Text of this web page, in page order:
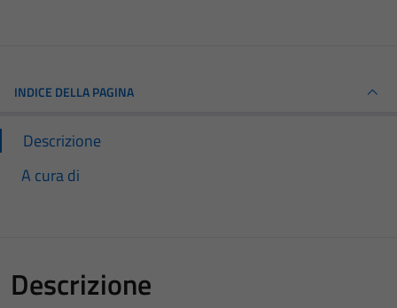
INDICE DELLA PAGINA
Descrizione
A cura di
Descrizione